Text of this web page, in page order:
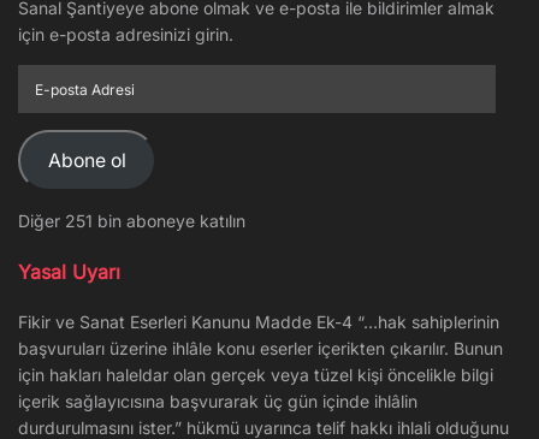
Sanal Şantiyeye abone olmak ve e-posta ile bildirimler almak
için e-posta adresinizi girin.
posta
Adresi
Abone ol
Diğer 251 bin aboneye katılın
Yasal Uyarı
Fikir ve Sanat Eserleri Kanunu Madde Ek-4 “…hak sahiplerinin
başvuruları üzerine ihlâle konu eserler içerikten çıkarılır. Bunun
için hakları haleldar olan gerçek veya tüzel kişi öncelikle bilgi
içerik sağlayıcısına başvurarak üç gün içinde ihlâlin
durdurulmasını ister.” hükmü uyarınca telif hakkı ihlali olduğunu